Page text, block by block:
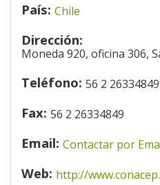
País: Chile
Dirección:
Moneda 920, oficina 306,
Teléfono: 56 2 26334849
Fax: 56 2 26334849
Email: Contactar por
Web: http://